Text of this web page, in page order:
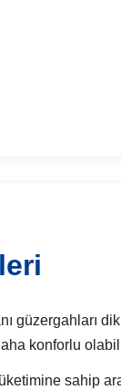
konforlu
sahip